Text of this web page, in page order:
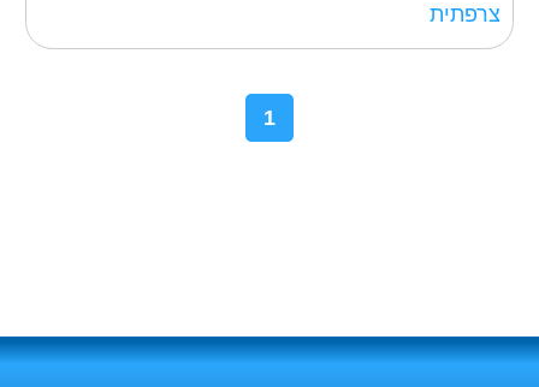
צרפתית
1